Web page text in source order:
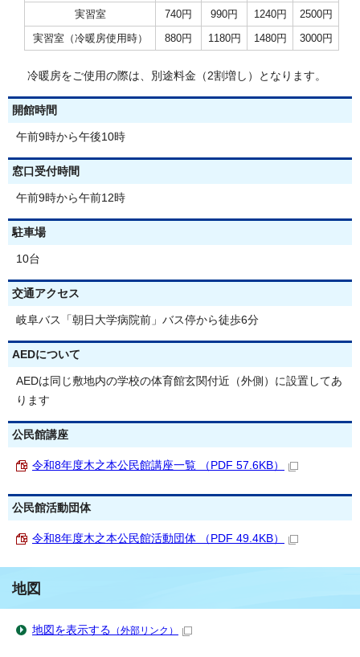
実習室
740円 990円 1240円
2500円
実習室（冷暖房使用時）
880円 1180円 1480円 3000円
冷暖房をご使用の際は、別途料金（2割増し）となります。
開館時間
午前9時から午後10時
窓口受付時間
午前9時から午前12時
駐車場
10台
交通アクセス
岐阜バス「朝日大学病院前」バス停から徒歩6分
AEDについて
AEDは同じ敷地内の学校の体育館玄関付近（外側）に設置してあ
ります
公民館講座
令和8年度木之本公民館講座一覧 （PDF 57.6KB）
公民館活動団体
令和8年度木之本公民館活動団体 （PDF 49.4KB）
地図
地図を表示する （外部リンク）